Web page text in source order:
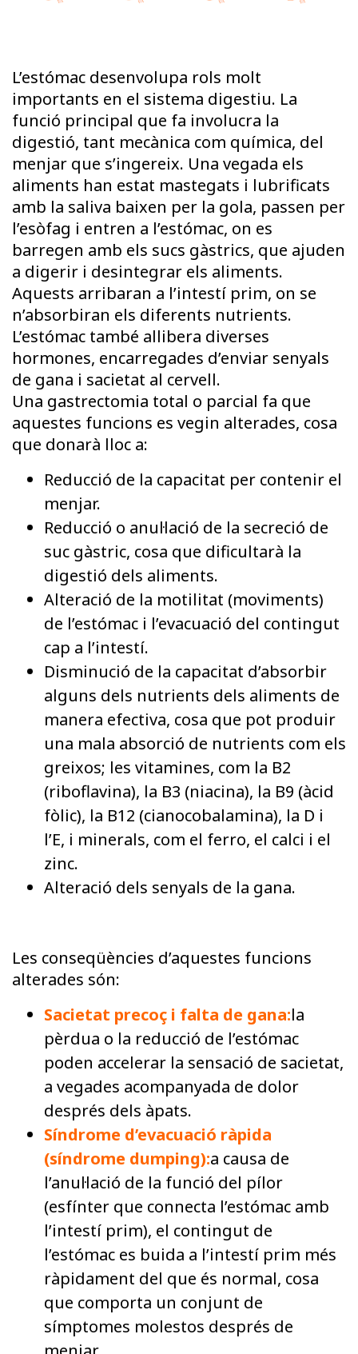
L’estómac desenvolupa rols molt
importants en el sistema digestiu. La
funció principal que fa involucra la
digestió, tant mecànica com química, del
menjar que s’ingereix. Una vegada els
aliments han estat mastegats i lubrificats
amb la saliva baixen per la gola, passen per
l’esòfag i entren a l’estómac, on es
barregen amb els sucs gàstrics, que ajuden
a digerir i desintegrar els aliments.
Aquests arribaran a l’intestí prim, on se
n’absorbiran els diferents nutrients.
L’estómac també allibera diverses
hormones, encarregades d’enviar senyals
de gana i sacietat al cervell.
Una gastrectomia total o parcial fa que
aquestes funcions es vegin alterades, cosa
que donarà lloc a:
Reducció de la capacitat per contenir el
menjar.
Reducció o anul·lació de la secreció de
suc gàstric, cosa que dificultarà la
digestió dels aliments.
Alteració de la motilitat (moviments)
de l’estómac i l’evacuació del contingut
cap a l’intestí.
Disminució de la capacitat d’absorbir
alguns dels nutrients dels aliments de
manera efectiva, cosa que pot produir
una mala absorció de nutrients com els
greixos; les vitamines, com la B2
(riboflavina), la B3 (niacina), la B9 (àcid
fòlic), la B12 (cianocobalamina), la D i
l’E, i minerals, com el ferro, el calci i el
zinc.
Alteració dels senyals de la gana.
Les conseqüències d’aquestes funcions
alterades són:
Sacietat precoç i falta de gana:la
pèrdua o la reducció de l’estómac
poden accelerar la sensació de sacietat,
a vegades acompanyada de dolor
després dels àpats.
Síndrome d’evacuació ràpida
(síndrome dumping):a causa de
l’anul·lació de la funció del pílor
(esfínter que connecta l’estómac amb
l’intestí prim), el contingut de
l’estómac es buida a l’intestí prim més
ràpidament del que és normal, cosa
que comporta un conjunt de
símptomes molestos després de